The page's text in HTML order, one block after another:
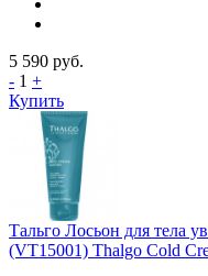
5 590 руб.
- 1 +
Купить
Тальго Лосьон для тела
(VT15001) Thalgo Cold